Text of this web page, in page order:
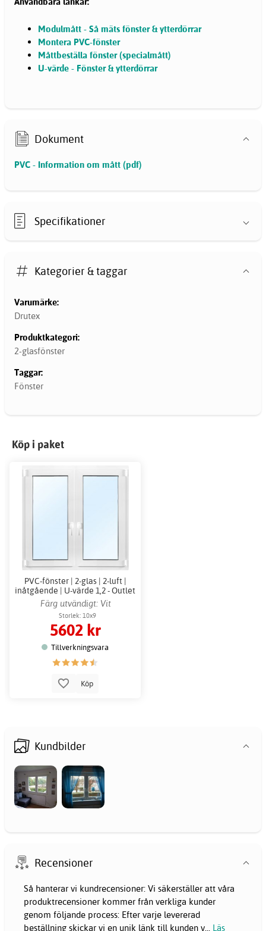
Modulmått - Så mäts fönster & ytterdörrar
Montera PVC-fönster
Måttbeställa fönster (specialmått)
U-värde - Fönster & ytterdörrar
Dokument
PVC - Information om mått (pdf)
Specifikationer
Kategorier & taggar
Varumärke:
Drutex
Produktkategori:
2-glasfönster
Taggar:
Fönster
Köp i paket
PVC-fönster | 2-glas | 2-luft |
inåtgående | U-värde 1,2 - Outlet
Färg utvändigt: Vit
Storlek: 10x9
5602 kr
Tillverkningsvara
Köp
Kundbilder
Recensioner
Så hanterar vi kundrecensioner: Vi säkerställer att våra
produktrecensioner kommer från verkliga kunder
genom följande process: Efter varje levererad
beställning skickar vi en unik länk till kunden v... Läs